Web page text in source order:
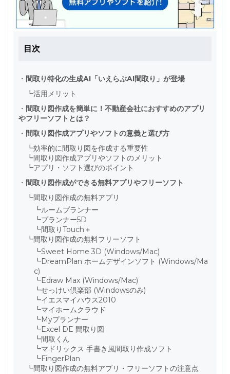
目次
・ 間取り特化の生成AI「いえらぶAI間取り」が登場
┗活用メリット
・ 間取り図作成を簡単に！不動産会社におすすめのアプリ
やフリーソフトとは？
・ 間取り図作成アプリやソフトの意義と選び方
┗効率的に間取り図を作成する重要性
┗間取り図作成アプリやソフトのメリット
┗アプリ・ソフト選びのポイント
・ 間取り図作成ができる無料アプリやフリーソフト
┗間取り図作成の無料アプリ
┗ルームプランナー
┗プランナー5D
┗間取りTouch＋
┗間取り図作成の無料フリーソフト
┗Sweet Home 3D (Windows/Mac)
┗DreamPlan ホームデザインソフト (Windows/Ma
c)
┗Edraw Max (Windows/Mac)
┗せっけい倶楽部 (Windowsのみ)
┗イエスマイハウス2010
┗マイホームクラウド
┗Myプランナー
┗Excel DE 間取り図
┗間取くん
┗マドリックス 手書き風間取り作成ソフト
┗FingerPlan
┗間取り図作成の無料アプリ・フリーソフトの注意点